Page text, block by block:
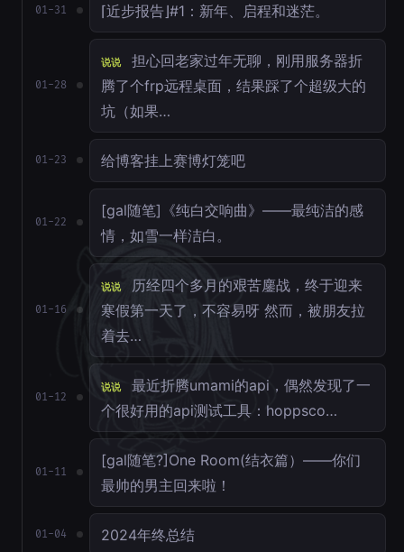
01-31 ⌈近步报告⌋#1：新年、启程和迷茫。
01-28
说说
担心回老家过年无聊，刚用服务器折
腾了个frp远程桌面，结果踩了个超级大的
坑（如果…
01-23 给博客挂上赛博灯笼吧
01-22
[gal随笔]《纯白交响曲》——最纯洁的感
情，如雪一样洁白。
01-16
说说
历经四个多月的艰苦鏖战，终于迎来
寒假第一天了，不容易呀 然而，被朋友拉
着去…
01-12
说说
最近折腾umami的api，偶然发现了一
个很好用的api测试工具：hoppsco…
01-11
[gal随笔?]One Room(结衣篇）——你们
最帅的男主回来啦！
01-04 2024年终总结